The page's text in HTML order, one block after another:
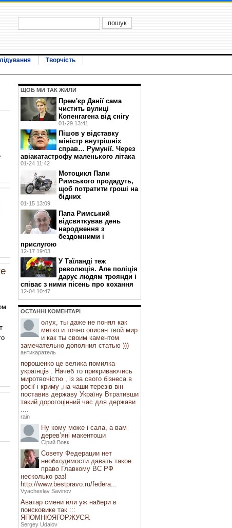
Творчість
ЩОБ МИ ТАК ЖИЛИ
Прем'єр Данії сама
чистить вулиці
Копенгагена від снігу
01-29 13:41
Пішов у відставку
міністр внутрішніх
справ… Румунії. Через
авіакатастрофу маленького літака
01-24 11:42
Мотоцикл Папи
Римського продадуть,
щоб потратити гроші на
бідних
01-15 13:09
Папа Римський
відсвяткував день
народження з
бездомними і
прислугою
12-17 19:03
У Таїланді теж
революція. Але поліція
дарує людям троянди і
співає з ними пісень про кохання
12-04 10:47
ОСТАННI КОМЕНТАРI
олух, ты даже не понял как
метко и точно описан твой мир
и как ты своим каментом
замечательно дополнил статью )))
антикаратель
порошенко це велика помилка
українців . Начеб то прикриваючись
миротвочістю , із за свого бізнеса в
росії і криму ,на чаши терезів він
поставив державу Україну Втративши
такий дорогоцінний час для держави
....
rain
Ну кому може і сала, а вам
дерев’яні макентоши
Сірий Вовк
Совету Федерации нет
необходимости давать такое
право Главкому ВС РФ
несколько раз!
http://www.bestpravo.ru/federa...
Vyacheslav Savinov
Аватар смени или уж набери в
поисковике так :::
ЯПОМНЮЯГОРЖУСЯ.
Sergey Udalov